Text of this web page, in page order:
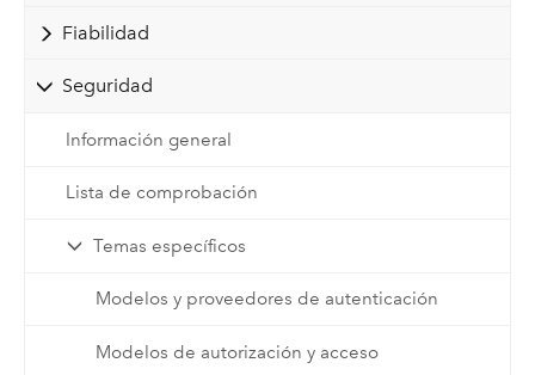
Fiabilidad
Seguridad
Información general
Lista de comprobación
Temas específicos
Modelos y proveedores de autenticación
Modelos de autorización y acceso